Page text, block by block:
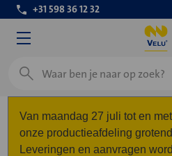
+31 598 36 12 32
Zoeken
Van maandag 27 juli tot en
onze productieafdeling
Leveringen en aanvragen